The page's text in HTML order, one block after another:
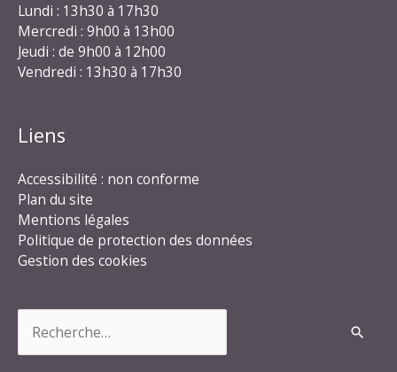
Lundi : 13h30 à 17h30
Mercredi : 9h00 à 13h00
Jeudi : de 9h00 à 12h00
Vendredi : 13h30 à 17h30
Liens
Accessibilité : non conforme
Plan du site
Mentions légales
Politique de protection des données
Gestion des cookies